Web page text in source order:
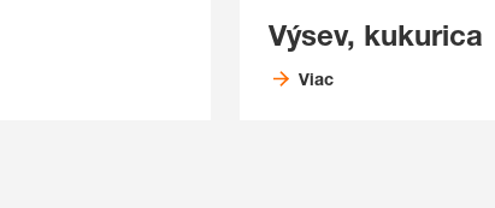
Výsev, kukurica
Viac